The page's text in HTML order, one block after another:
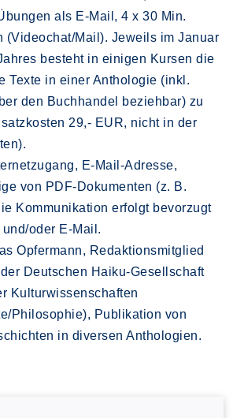
als E-Mail, 4 x 30 Min.
(Videochat/Mail). Jeweils im Januar
besteht in einigen Kursen die
Texte in einer Anthologie (inkl.
den Buchhandel beziehbar) zu
29,- EUR, nicht in der
E-Mail-Adresse,
von PDF-Dokumenten (z. B.
Kommunikation erfolgt bevorzugt
oder E-Mail.
Opfermann, Redaktionsmitglied
Deutschen Haiku-Gesellschaft
Kulturwissenschaften
Philosophie), Publikation von
in diversen Anthologien.